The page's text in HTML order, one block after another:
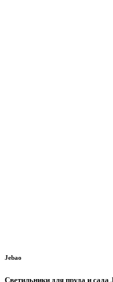
Jebao
Светильники для пруда и сада